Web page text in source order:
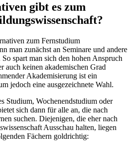
gibt es zum
zum Fernstudium
man zunächst an Seminare und andere
spart man sich den hohen Anspruch
auch keinen akademischen Grad
Akademisierung ist ein
jedoch eine ausgezeichnete Wahl.
Studium, Wochenendstudium oder
sich dann für alle an, die nach
suchen. Diejenigen, die eher nach
Ausschau halten, liegen
Fächern goldrichtig: